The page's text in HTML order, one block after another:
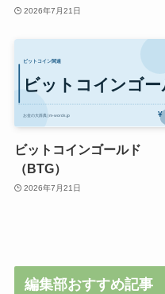
2026年7月21日
ビットコインゴールド
（BTG）
2026年7月21日
編集部おすすめ記事